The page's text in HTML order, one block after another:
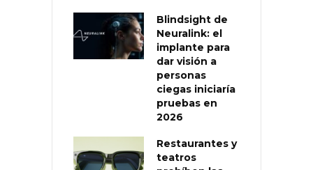
Blindsight de
Neuralink: el
implante para
dar visión a
personas
ciegas iniciaría
pruebas en
2026
Restaurantes y
teatros